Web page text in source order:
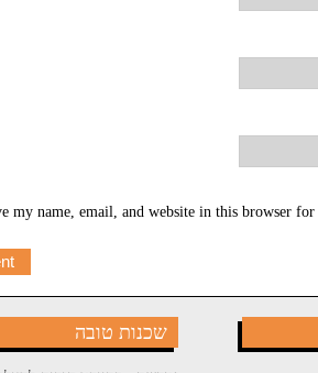
my name, email, and website in this browser
שכנות טובה